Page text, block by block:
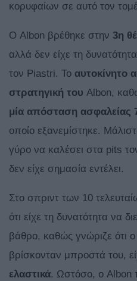
κορυφαίων σε αυτό τον
Ο Albon βρέθηκε στην 3η
αλλά δεν είχε τη
τον Piastri. Το αυτοκίνητο
στρατηγική του Albon,
μία απόσταση ασφαλείας
οποίο εξανεμίστηκε.
γύρο να καλέσει στα pits
δεν είχε σημασία εντέλει.
Στο σπριντ των 10
ότι είχε τη δυνατότητα να
βάθρο, καθώς γνώριζε ότι ο
βρίσκονταν μπροστά του,
ελαστικά. Ωστόσο, ο Albon